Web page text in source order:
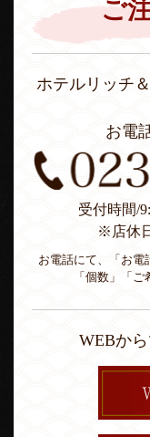
ご
ホテルリッチ
お電
受付時間/
※店休
お電話にて、「お電
「個数」「
WEBか